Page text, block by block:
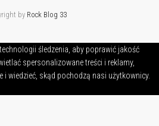
by Rock Blog 33
śledzenia, aby poprawić jakość
spersonalizowane treści i reklamy,
i wiedzieć, skąd pochodzą nasi użytkownicy.